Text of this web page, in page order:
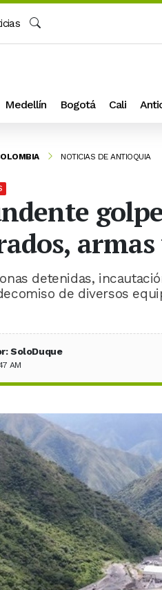
Medellín Bogotá Cali
NOTICIAS DE ANTIOQUIA
detenidas,
de diversos
SoloDuque
AM